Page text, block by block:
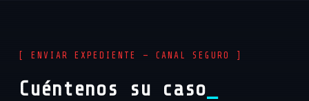
[ ENVIAR EXPEDIENTE — CANAL SEGURO ]
Cuéntenos su caso